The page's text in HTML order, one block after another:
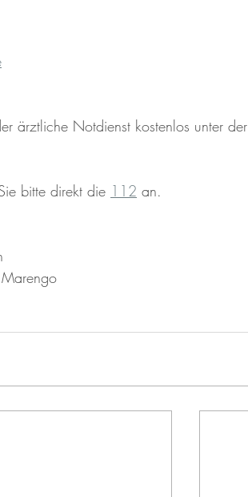
ärztliche Notdienst kostenlos unter der
bitte direkt die 112 an.